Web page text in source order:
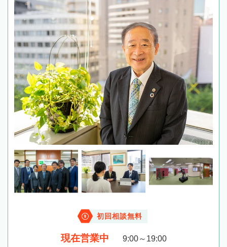
初回相談無料
現在営業中 9:00～19:00